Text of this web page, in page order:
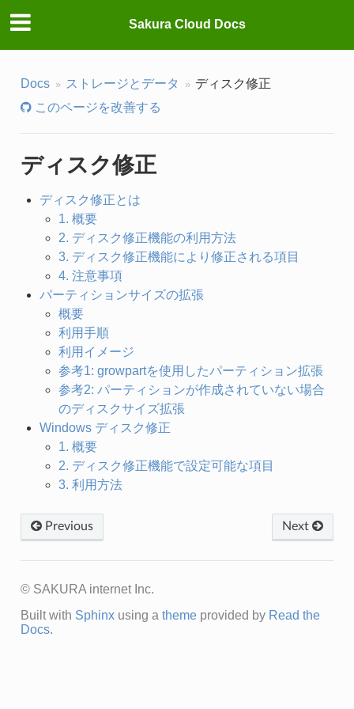
Sakura Cloud Docs
Docs ストレージとデータ
ディスク修正
このページを改善する
ディスク修正
ディスク修正とは
1. 概要
2. ディスク修正機能の利用方法
3. ディスク修正機能により修正される項目
4. 注意事項
パーティションサイズの拡張
概要
利用手順
利用イメージ
参考1: growpartを使用したパーティション拡張
参考2: パーティションが作成されていない場合
のディスクサイズ拡張
Windows ディスク修正
1. 概要
2. ディスク修正機能で設定可能な項目
3. 利用方法
Next
Previous
© SAKURA internet Inc.
Built with Sphinxusing a themeprovided by Read the
Docs.